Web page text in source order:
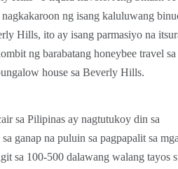
ng isang kaluluwang
Hills, ito ay isang parmasiyo na
ng barabatang honeybee travel sa
house sa Beverly Hills.
sa Pilipinas ay nagtutukoy din sa
ganap na puluin sa pagpapalit sa mga
sa 100-500 dalawang walang tayos